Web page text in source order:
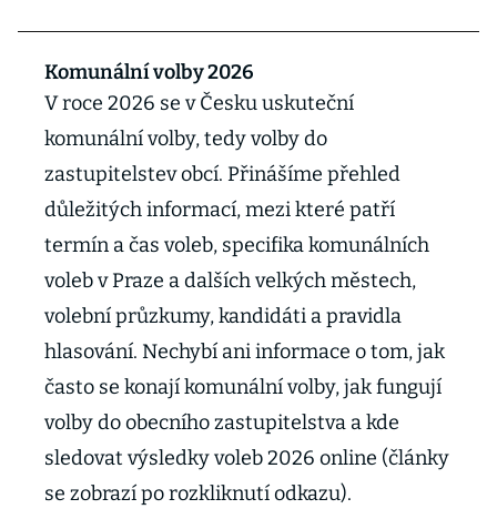
Komunální volby 2026
V roce 2026 se v Česku uskuteční
komunální volby, tedy volby do
zastupitelstev obcí. Přinášíme přehled
důležitých informací, mezi které patří
termín a čas voleb, specifika komunálních
voleb v Praze a dalších velkých městech,
volební průzkumy, kandidáti a pravidla
hlasování. Nechybí ani informace o tom, jak
často se konají komunální volby, jak fungují
volby do obecního zastupitelstva a kde
sledovat výsledky voleb 2026 online (články
se zobrazí po rozkliknutí odkazu).